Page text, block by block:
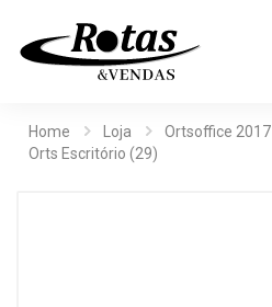
Home Loja
Ortsoffice 2017
Orts Escritório (29)